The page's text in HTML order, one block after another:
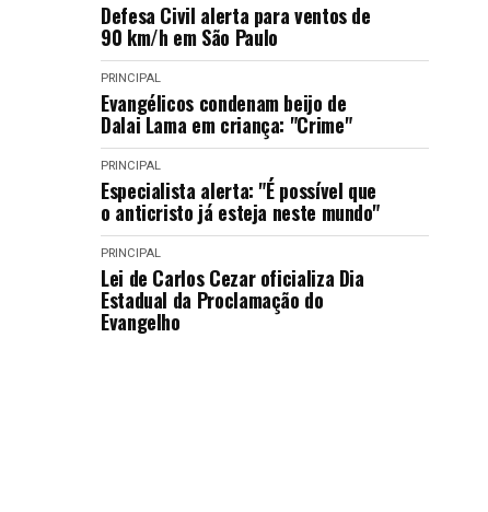
Defesa Civil alerta para ventos de
90 km/h em São Paulo
PRINCIPAL
Evangélicos condenam beijo de
Dalai Lama em criança: "Crime"
PRINCIPAL
Especialista alerta: "É possível que
o anticristo já esteja neste mundo"
PRINCIPAL
Lei de Carlos Cezar oficializa Dia
Estadual da Proclamação do
Evangelho